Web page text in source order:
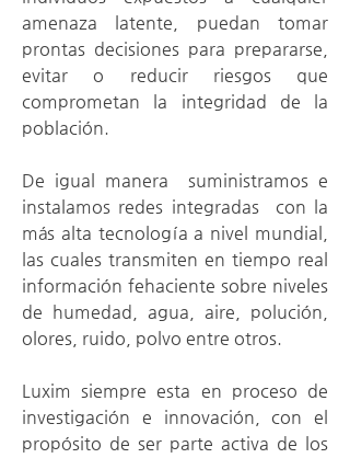
amenaza latente, puedan tomar
prontas decisiones para prepararse,
evitar o reducir riesgos que
comprometan la integridad de la
población.
De igual manera suministramos e
instalamos redes integradas con la
más alta tecnología a nivel mundial,
las cuales transmiten en tiempo real
información fehaciente sobre niveles
de humedad, agua, aire, polución,
olores, ruido, polvo entre otros.
Luxim siempre esta en proceso de
investigación e innovación, con el
propósito de ser parte activa de los